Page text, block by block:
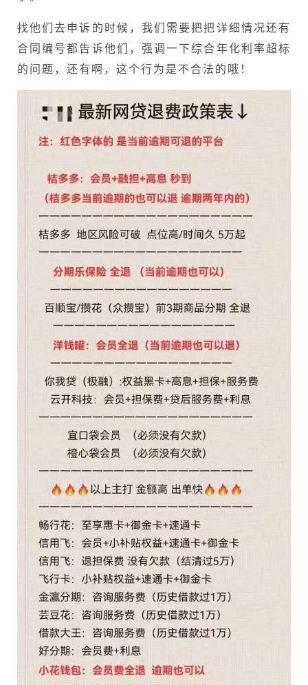
找他们去申诉的时候，我们需要把把详细情况还有
合同编号都告诉他们，强调一下综合年化利率超标
的问题，还有啊，这个行为是不合法的哦！